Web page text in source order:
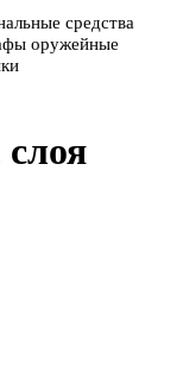
средства
оружейные